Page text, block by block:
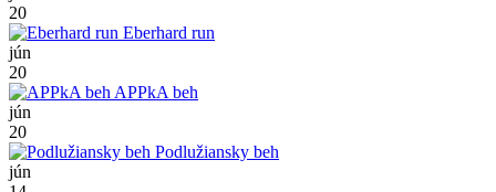
20
Eberhard run
jún
20
APPkA beh
jún
20
Podlužiansky beh
jún